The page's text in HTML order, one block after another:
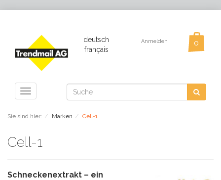
deutsch
français
Anmelden
Toggle
navigation
Sie sind hier: Marken Cell-1
Cell-1
Schneckenextrakt – ein